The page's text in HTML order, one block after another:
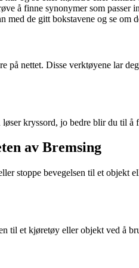
å finne synonymer som passer
de gitt bokstavene og se om
på nettet. Disse verktøyene lar
kryssord, jo bedre blir du til
av Bremsing
stoppe bevegelsen til et
til et kjøretøy eller objekt ved